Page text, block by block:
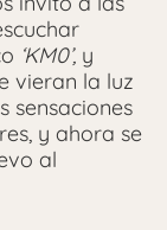
‘KM0’, y
vieran la luz
sensaciones
y ahora se
al